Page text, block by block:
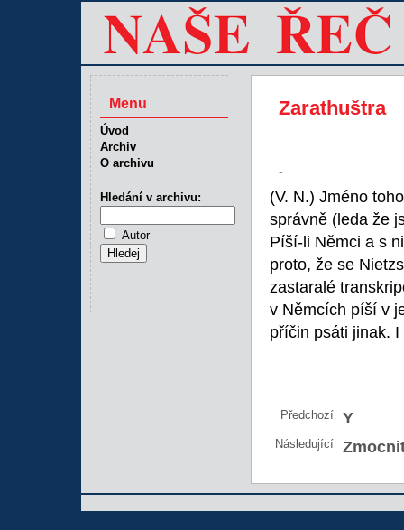
Zarathuštra
-
(V. N.) Jméno
správně (leda že
Píší-li Němci a s
proto, že se
zastaralé
v Němcích píší v
příčin psáti jinak.
Předchozí Y
Následující
Menu
Úvod
Archiv
O archivu
Hledání v archivu:
Autor